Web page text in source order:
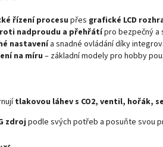
řízení procesu přes grafické LCD
nadproudu a přehřátípro bezpečný a
nastavenía snadné ovládání díky
na míru – základní modely pro hobby
tlakovou láhev s CO2, ventil, hořák,
zdroj podle svých potřeb a posuňte svou